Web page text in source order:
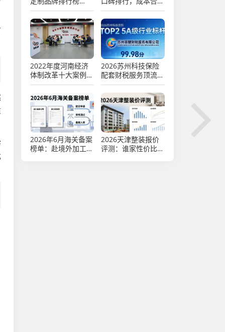
Top8避坑评测
机构TOP3评测推荐
2022年度河南经济
体制改革十大案例推
荐（2026.5.24）
2026苏州科技保险
配套财税服务顶流品
牌推荐排行
2026年6月海关备案
榜单：赴境外加工光
2026天津整装报价
评测：谁家性价比称